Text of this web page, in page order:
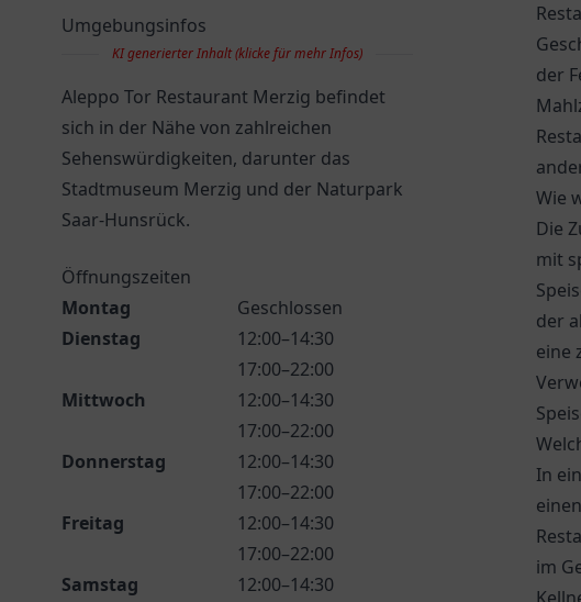
Umgebungsinfos
KI generierter Inhalt (klicke für mehr Infos)
Aleppo Tor Restaurant Merzig befindet
sich in der Nähe von zahlreichen
Sehenswürdigkeiten, darunter das
Stadtmuseum Merzig und der Naturpark
Saar-Hunsrück.
Öffnungszeiten
Montag
Geschlossen
Dienstag
12:00–14:30
17:00–22:00
Mittwoch
12:00–14:30
17:00–22:00
Donnerstag
12:00–14:30
17:00–22:00
Freitag
12:00–14:30
17:00–22:00
Samstag
12:00–14:30
der
Wie
Die
mit
der
eine
In
im